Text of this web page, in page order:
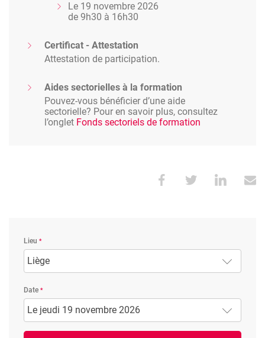
Le 19 novembre 2026
de 9h30 à 16h30
Certificat - Attestation
Attestation de participation.
Aides sectorielles à la formation
Pouvez-vous bénéficier d’une aide
sectorielle? Pour en savoir plus, consultez
l’onglet Fonds sectoriels de formation
Lieu
Liège
Date
Le jeudi 19 novembre 2026